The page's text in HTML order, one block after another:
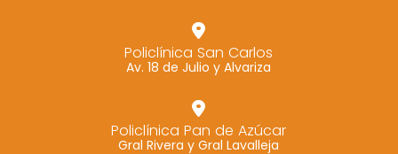
Policlínica San Carlos
Av. 18 de Julio y Alvariza
Policlínica Pan de Azúcar
Gral Rivera y Gral Lavalleja